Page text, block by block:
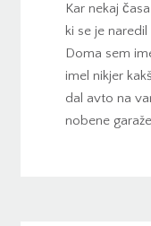
Kar nekaj
ki se je
Doma sem
imel nikjer
dal avto na
nobene